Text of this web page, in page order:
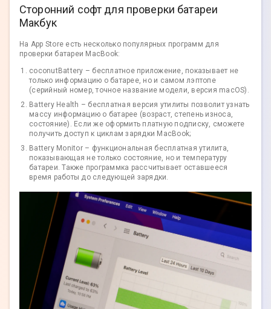
Сторонний софт для проверки батареи
Макбук
На App Store есть несколько популярных программ для
проверки батареи MacBook:
coconutBattery – бесплатное приложение, показывает не
только информацию о батарее, но и самом лэптопе
(серийный номер, точное название модели, версия macOS).
Battery Health – бесплатная версия утилиты позволит узнать
массу информацию о батарее (возраст, степень износа,
состояние). Если же оформить платную подписку, сможете
получить доступ к циклам зарядки MacBook;
Battery Monitor – функциональная бесплатная утилита,
показывающая не только состояние, но и температуру
батареи. Также программка рассчитывает оставшееся
время работы до следующей зарядки.